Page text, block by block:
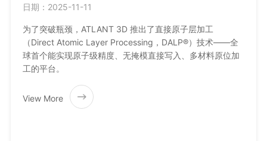
日期：2025-11-11
为了突破瓶颈，ATLANT 3D 推出了直接原子层加工
（Direct Atomic Layer Processing，DALP®）技术——全
球首个能实现原子级精度、无掩模直接写入、多材料原位加
工的平台。
View More